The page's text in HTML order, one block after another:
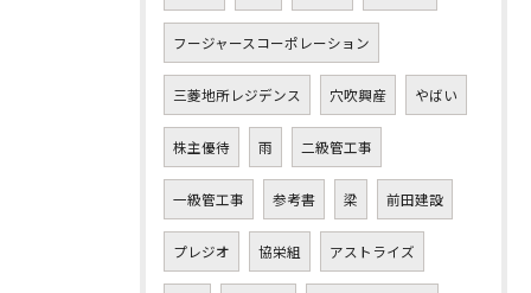
フージャースコーポレーション
三菱地所レジデンス 穴吹興産 やばい
株主優待 雨 二級管工事
一級管工事 参考書 梁 前田建設
プレジオ 協栄組 アストライズ